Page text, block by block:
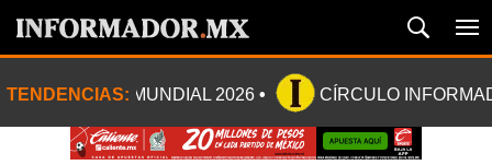
TENDENCIAS: MUNDIAL 2026 CÍRCULO